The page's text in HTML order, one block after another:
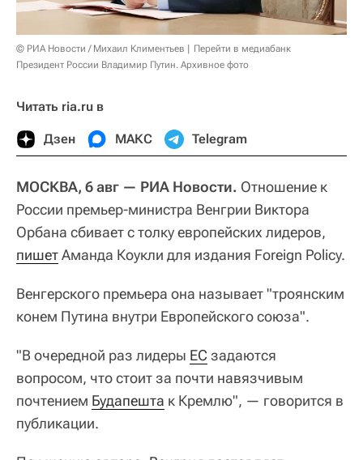
© РИА Новости / Михаил Климентьев
Перейти в медиабанк
Президент России Владимир Путин. Архивное фото
Читать ria.ru в
Дзен МАКС Telegram
МОСКВА, 6 авг — РИА Новости. Отношение к
России премьер-министра Венгрии Виктора
Орбана сбивает с толку европейских лидеров,
пишетАманда Коукли для издания Foreign Policy.
Венгерского премьера она называет "троянским
конем Путина внутри Европейского союза".
"В очередной раз лидеры ЕС задаются
вопросом, что стоит за почти навязчивым
почтением Будапешта к Кремлю", — говорится в
публикации.